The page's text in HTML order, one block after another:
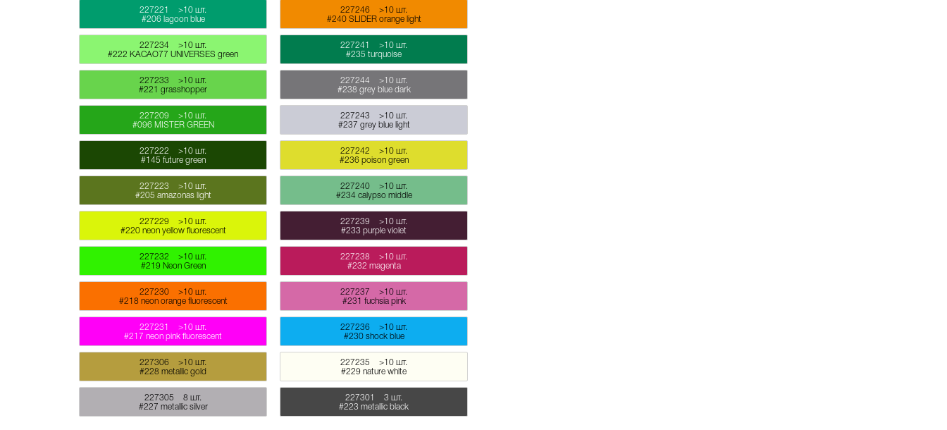
227221
#206 lagoon blue
>10 шт.
227234
#222 KACAO77 UNIVERSES green
>10 шт.
227233
#221 grasshopper
>10 шт.
227209
#096 MISTER GREEN
>10 шт.
227222
#145 future green
>10 шт.
227223
#205 amazonas light
>10 шт.
227229
#220 neon yellow fluorescent
>10 шт.
227232
#219 Neon Green
>10 шт.
227230
#218 neon orange fluorescent
>10 шт.
227231
#217 neon pink fluorescent
>10 шт.
227306
#228 metallic gold
>10 шт.
227305
#227 metallic silver
8 шт.
227246
#240 SLIDER orange light
>10 шт.
227241
#235 turquoise
>10 шт.
227244
#238 grey blue dark
>10 шт.
227243
#237 grey blue light
>10 шт.
227242
#236 poison green
>10 шт.
227240
#234 calypso middle
>10 шт.
227239
#233 purple violet
>10 шт.
227238
#232 magenta
>10 шт.
227237
#231 fuchsia pink
>10 шт.
227236
#230 shock blue
>10 шт.
227235
#229 nature white
>10 шт.
227301
#223 metallic black
3 шт.